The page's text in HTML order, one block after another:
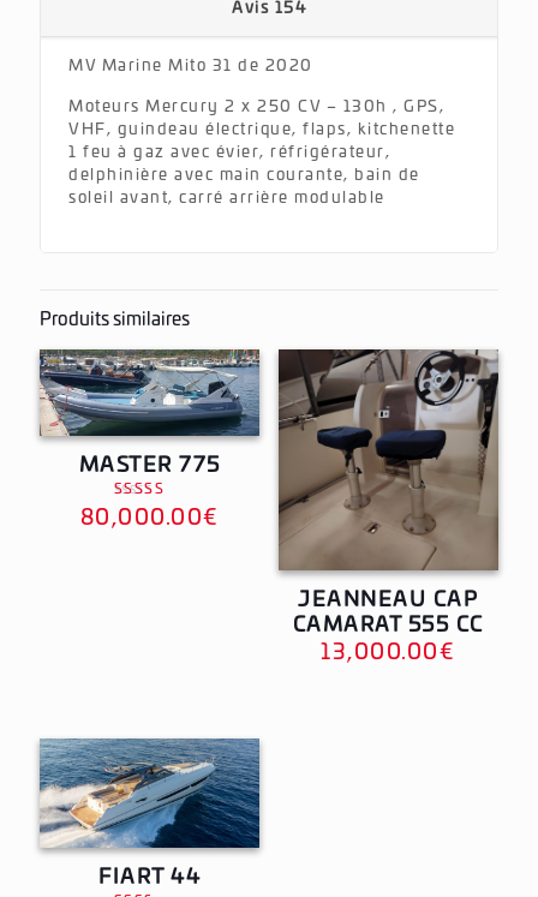
Avis 154
MV Marine Mito 31 de 2020
Moteurs Mercury 2 x 250 CV – 130h , GPS,
VHF, guindeau électrique, flaps, kitchenette
1 feu à gaz avec évier, réfrigérateur,
delphinière avec main courante, bain de
soleil avant, carré arrière modulable
Produits similaires
MASTER 775
Note
5.00
80,000.00€
JEANNEAU CAP
CAMARAT 555 CC
13,000.00€
FIART 44